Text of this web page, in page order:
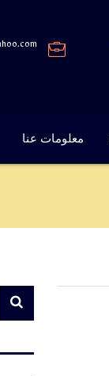
معلومات عنا